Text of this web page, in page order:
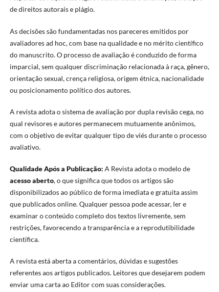
de direitos autorais e plágio.
As decisões são fundamentadas nos pareceres emitidos por
avaliadores ad hoc, com base na qualidade e no mérito científico
do manuscrito. O processo de avaliação é conduzido de forma
imparcial, sem qualquer discriminação relacionada à raça, gênero,
orientação sexual, crença religiosa, origem étnica, nacionalidade
ou posicionamento político dos autores.
A revista adota o sistema de avaliação por dupla revisão cega, no
qual revisores e autores permanecem mutuamente anônimos,
com o objetivo de evitar qualquer tipo de viés durante o processo
avaliativo.
Qualidade Após a Publicação: A Revista adota o modelo de
acesso aberto, o que significa que todos os artigos são
disponibilizados ao público de forma imediata e gratuita assim
que publicados online. Qualquer pessoa pode acessar, ler e
examinar o conteúdo completo dos textos livremente, sem
restrições, favorecendo a transparência e a reprodutibilidade
científica.
A revista está aberta a comentários, dúvidas e sugestões
referentes aos artigos publicados. Leitores que desejarem podem
enviar uma carta ao Editor com suas considerações.